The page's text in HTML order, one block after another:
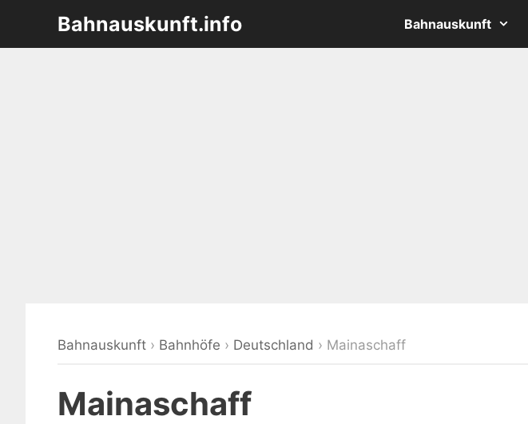
springen
Bahnauskunft.info Bahnauskunft
Bahnauskunft › Bahnhöfe › Deutschland › Mainaschaff
Mainaschaff